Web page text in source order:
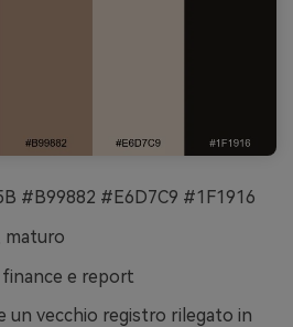
#B99882 #E6D7C9 #1F1916
maturo
e report
un vecchio registro rilegato in